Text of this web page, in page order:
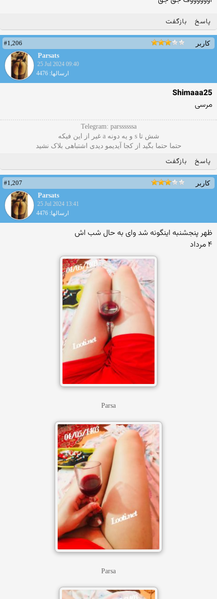
پاسخ بازگفت
کاربر
#1,206
Parsats
25 Jul 2024 09:40
ارسالها: 4476
Shimaaa25
مرسی
Telegram: parssssssa
شش تا s و یه دونه a غیر از این فیکه
حتما حتما بگید از کجا آیدیمو دیدی اشتباهی بلاک نشید
پاسخ بازگفت
کاربر
#1,207
Parsats
25 Jul 2024 13:41
ارسالها: 4476
ظهر پنجشنبه اینگونه شد وای به حال شب اش
۴ مرداد
Parsa
Parsa